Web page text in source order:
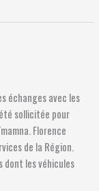
échanges avec les
sollicitée pour
Florence
de la Région.
dont les véhicules